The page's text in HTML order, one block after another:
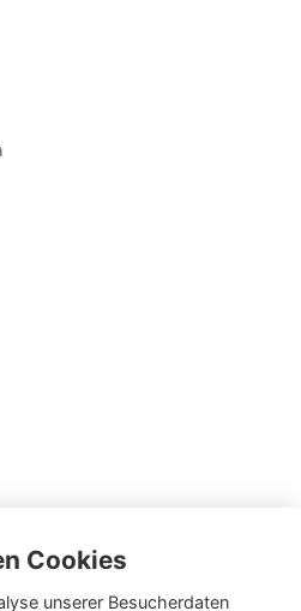
Cookies
unserer Besucherdaten